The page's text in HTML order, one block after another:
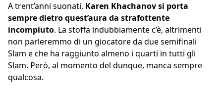
A trent’anni suonati, Karen Khachanov si porta
sempre dietro quest’aura da strafottente
incompiuto. La stoffa indubbiamente c’è, altrimenti
non parleremmo di un giocatore da due semifinali
Slam e che ha raggiunto almeno i quarti in tutti gli
Slam. Però, al momento del dunque, manca sempre
qualcosa.